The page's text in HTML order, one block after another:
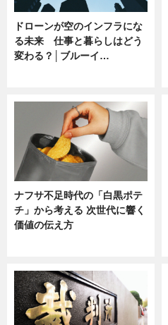
ドローンが空のインフラにな
る未来 仕事と暮らしはどう
変わる？│ブルーイ…
ナフサ不足時代の「白黒ポテ
チ」から考える 次世代に響く
価値の伝え方